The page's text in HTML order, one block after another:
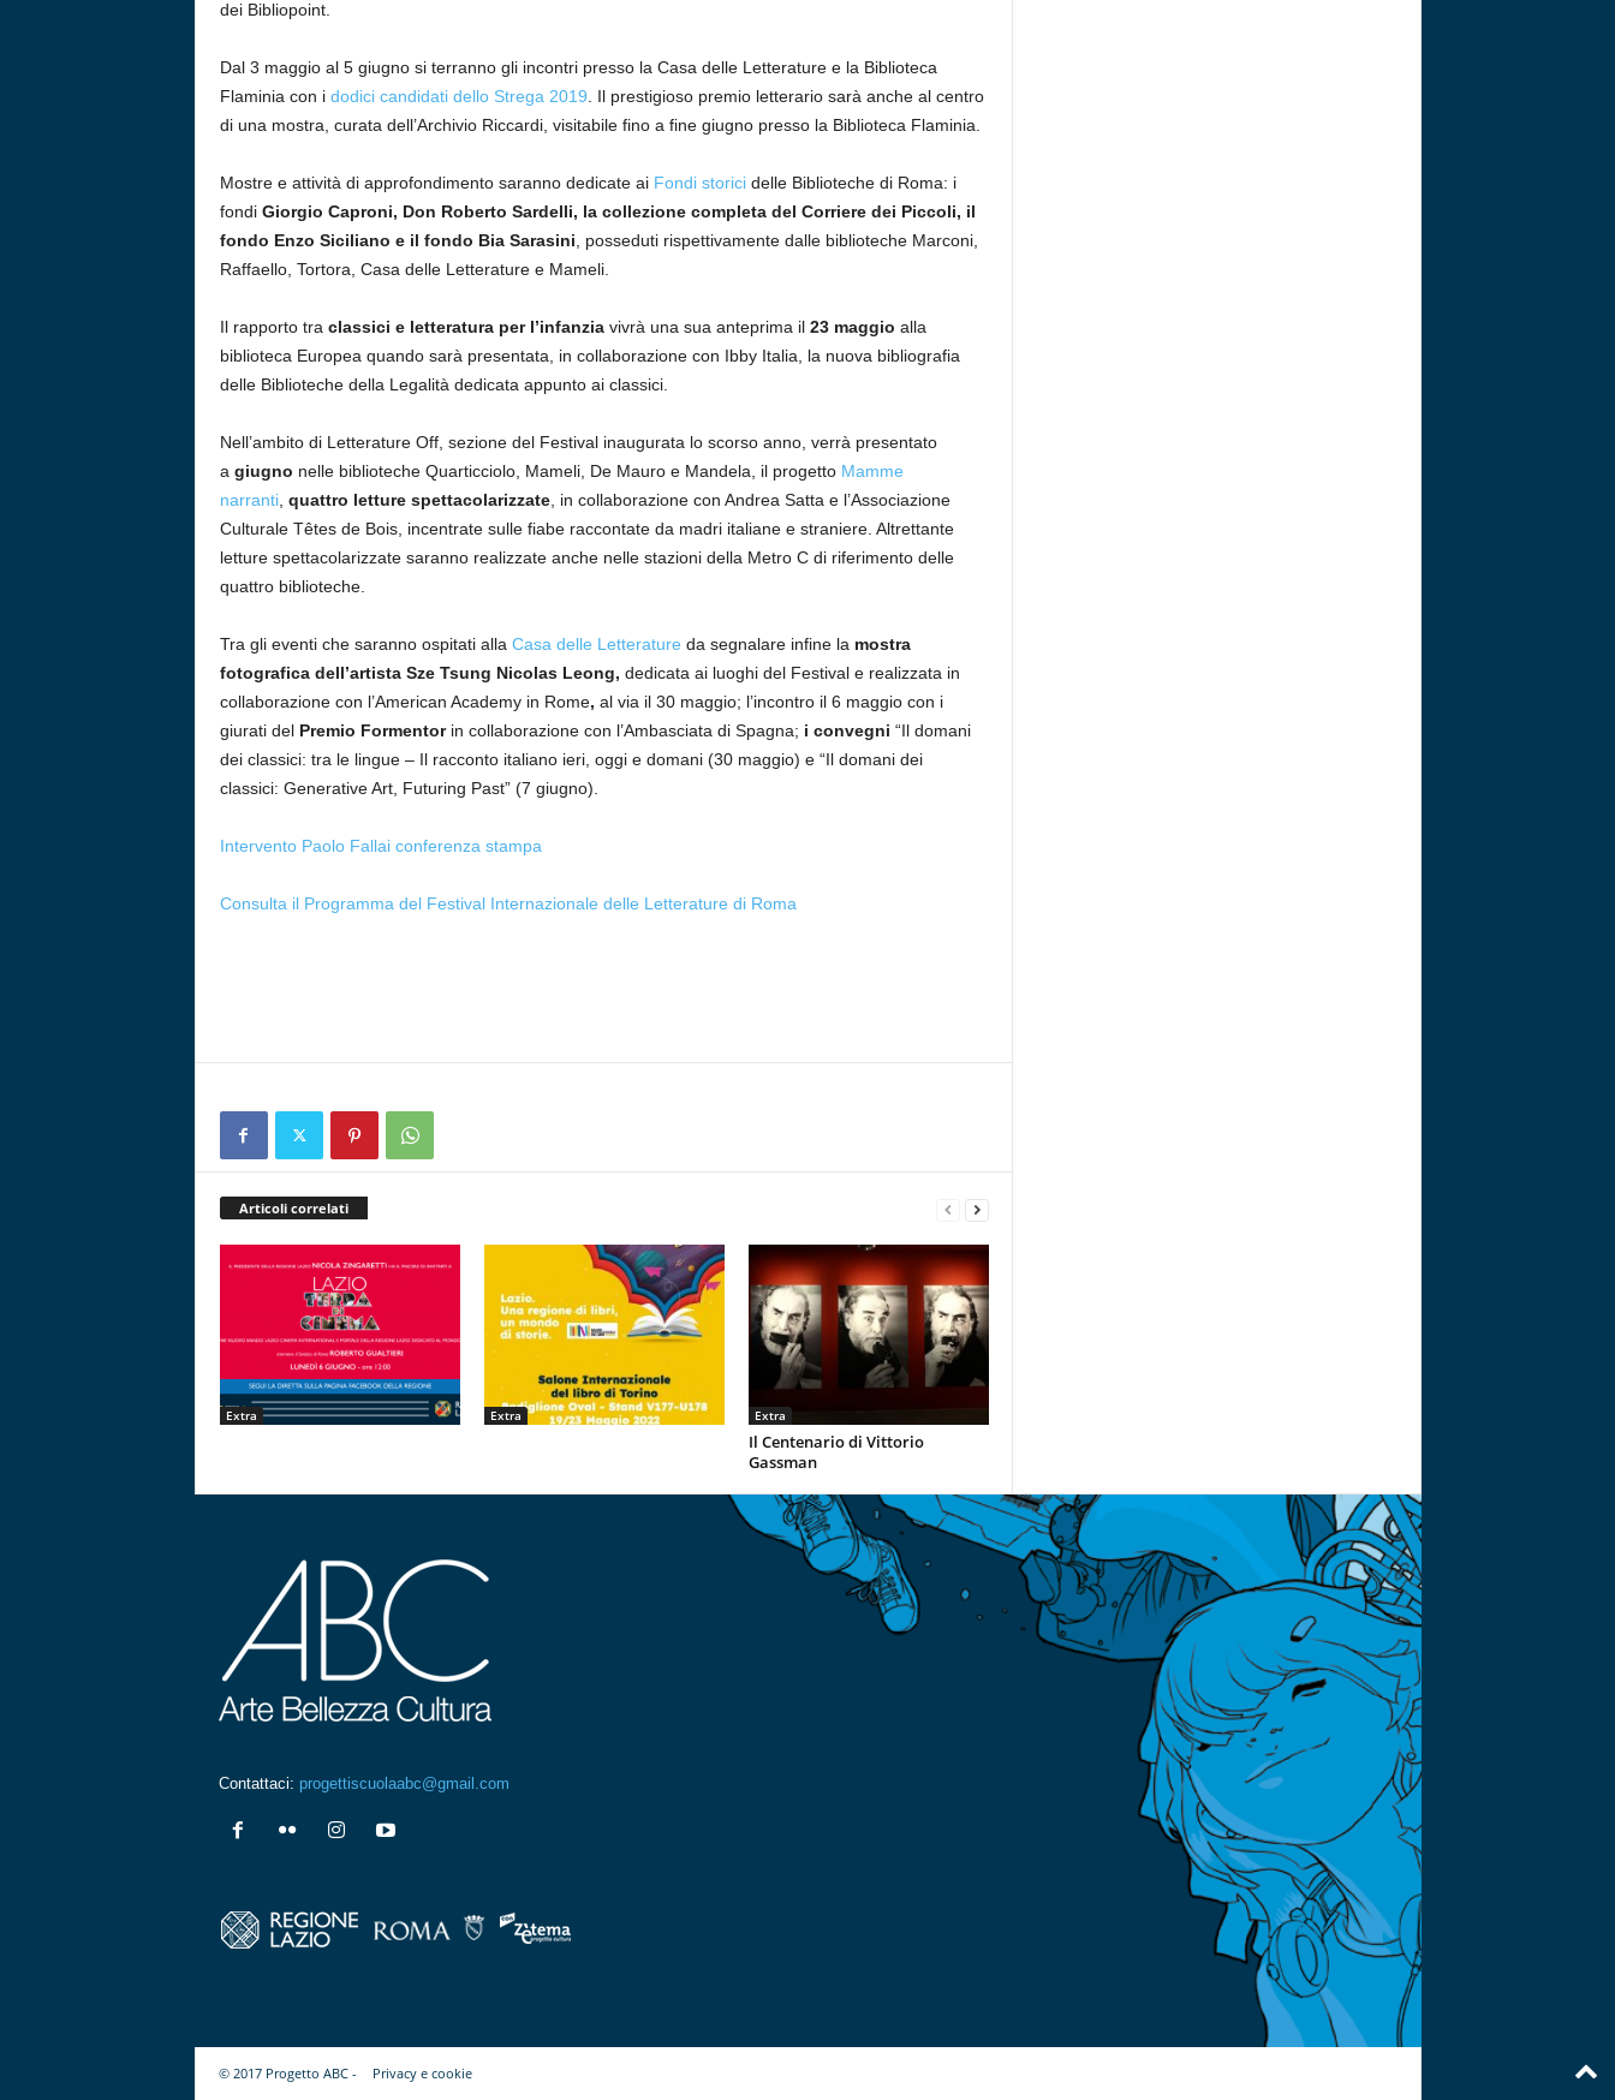
dei Bibliopoint.
Dal 3 maggio al 5 giugno si terranno gli incontri presso la Casa delle Letterature e la Biblioteca
Flaminia con i dodici candidati dello Strega 2019 . Il prestigioso premio letterario sarà anche al centro
di una mostra, curata dell’Archivio Riccardi, visitabile fino a fine giugno presso la Biblioteca Flaminia.
Mostre e attività di approfondimento saranno dedicate ai Fondi storici delle Biblioteche di Roma: i
fondi Giorgio Caproni, Don Roberto Sardelli, la collezione completa del Corriere dei Piccoli, il
fondo Enzo Siciliano e il fondo Bia Sarasini , posseduti rispettivamente dalle biblioteche Marconi,
Raffaello, Tortora, Casa delle Letterature e Mameli.
Il rapporto tra classici e letteratura per l’infanziavivrà una sua anteprima il 23 maggio alla
biblioteca Europea quando sarà presentata, in collaborazione con Ibby Italia, la nuova bibliografia
delle Biblioteche della Legalità dedicata appunto ai classici.
Nell’ambito di Letterature Off, sezione del Festival inaugurata lo scorso anno, verrà presentato
a giugno nelle biblioteche Quarticciolo, Mameli, De Mauro e Mandela, il progetto Mamme
narranti, quattro letture spettacolarizzate, in collaborazione con Andrea Satta e l’Associazione
Culturale Têtes de Bois, incentrate sulle fiabe raccontate da madri italiane e straniere. Altrettante
letture spettacolarizzate saranno realizzate anche nelle stazioni della Metro C di riferimento delle
quattro biblioteche.
Tra gli eventi che saranno ospitati alla Casa delle Letterature da segnalare infine la mostra
fotografica dell’artista Sze Tsung Nicolas Leong, dedicata ai luoghi del Festival e realizzata in
collaborazione con l’American Academy in Rome, al via il 30 maggio; l’incontro il 6 maggio con i
giurati del Premio Formentorin collaborazione con l’Ambasciata di Spagna; i convegni “Il domani
dei classici: tra le lingue – Il racconto italiano ieri, oggi e domani (30 maggio) e “Il domani dei
classici: Generative Art, Futuring Past” (7 giugno).
Intervento Paolo Fallai conferenza stampa
Consulta il Programma del Festival Internazionale delle Letterature di Roma
Articoli correlati
Extra Extra Extra
Il Centenario di Vittorio
Gassman
Contattaci: progettiscuolaabc@gmail.com
© 2017 Progetto ABC - Privacy e cookie